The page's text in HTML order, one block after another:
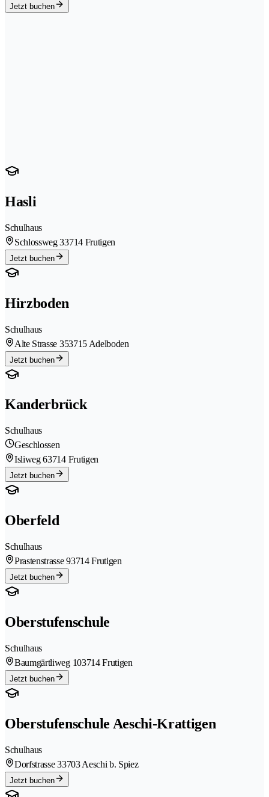
Jetzt buchen
Hasli
Schulhaus
Schlossweg 33714 Frutigen
Jetzt buchen
Hirzboden
Schulhaus
Alte Strasse 353715 Adelboden
Jetzt buchen
Kanderbrück
Schulhaus
Geschlossen
Isliweg 63714 Frutigen
Jetzt buchen
Oberfeld
Schulhaus
Prastenstrasse 93714 Frutigen
Jetzt buchen
Oberstufenschule
Schulhaus
Baumgärtliweg 103714 Frutigen
Jetzt buchen
Oberstufenschule Aeschi-Krattigen
Schulhaus
Dorfstrasse 33703 Aeschi b. Spiez
Jetzt buchen